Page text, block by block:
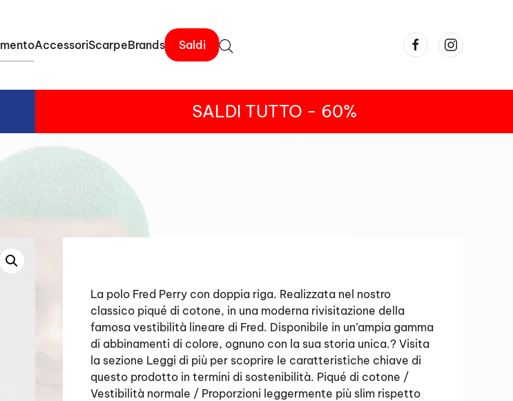
AccessoriScarpeBrands Saldi
SALDI TUTTO - 60%
La polo Fred Perry con doppia riga. Realizzata nel nostro
classico piqué di cotone, in una moderna rivisitazione della
famosa vestibilità lineare di Fred. Disponibile in un’ampia gamma
di abbinamenti di colore, ognuno con la sua storia unica.? Visita
la sezione Leggi di più per scoprire le caratteristiche chiave di
questo prodotto in termini di sostenibilità. Piqué di cotone /
Vestibilità normale / Proporzioni leggermente più slim rispetto